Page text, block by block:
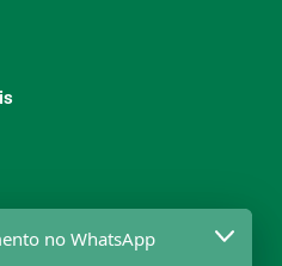
no WhatsApp